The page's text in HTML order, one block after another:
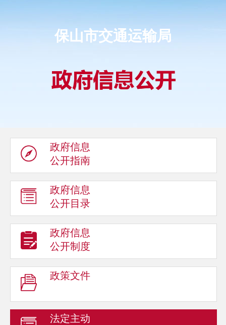
保山市交通运输局
政府信息
公开指南
政府信息
公开目录
政府信息
公开制度
政策文件
法定主动